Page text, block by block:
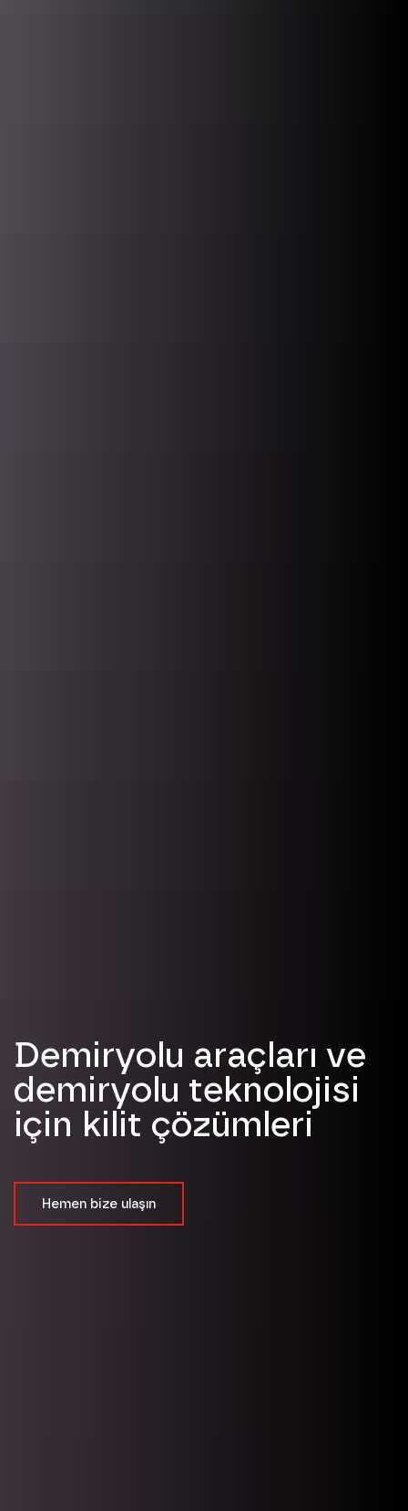
Demiryolu araçları ve
demiryolu teknolojisi
için kilit çözümleri
Hemen bize ulaşın